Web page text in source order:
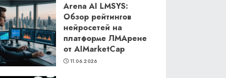
Arena AI LMSYS:
Обзор рейтингов
нейросетей на
платформе ЛМАрене
от AIMarketCap
11.06.2026